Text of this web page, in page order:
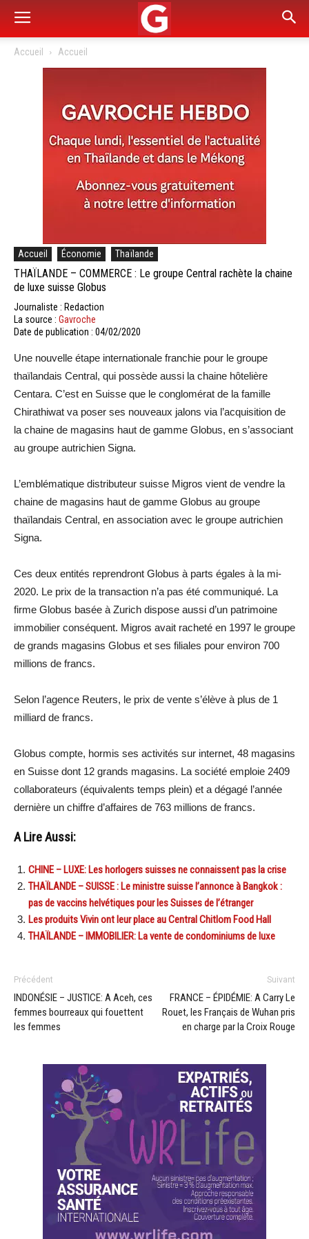
Accueil Accueil
Accueil Économie Thaïlande
THAÏLANDE – COMMERCE : Le groupe Central rachète la chaine
de luxe suisse Globus
Journaliste : Redaction
La source : Gavroche
Date de publication : 04/02/2020
Une nouvelle étape internationale franchie pour le groupe
thaïlandais Central, qui possède aussi la chaine hôtelière
Centara. C’est en Suisse que le conglomérat de la famille
Chirathiwat va poser ses nouveaux jalons via l’acquisition de
la chaine de magasins haut de gamme Globus, en s’associant
au groupe autrichien Signa.
L’emblématique distributeur suisse Migros vient de vendre la
chaine de magasins haut de gamme Globus au groupe
thaïlandais Central, en association avec le groupe autrichien
Signa.
Ces deux entités reprendront Globus à parts égales à la mi-
2020. Le prix de la transaction n’a pas été communiqué. La
firme Globus basée à Zurich dispose aussi d’un patrimoine
immobilier conséquent. Migros avait racheté en 1997 le groupe
de grands magasins Globus et ses filiales pour environ 700
millions de francs.
Selon l’agence Reuters, le prix de vente s’élève à plus de 1
milliard de francs.
Globus compte, hormis ses activités sur internet, 48 magasins
en Suisse dont 12 grands magasins. La société emploie 2409
collaborateurs (équivalents temps plein) et a dégagé l’année
dernière un chiffre d’affaires de 763 millions de francs.
A Lire Aussi:
CHINE – LUXE: Les horlogers suisses ne connaissent pas la crise
THAÏLANDE – SUISSE : Le ministre suisse l’annonce à Bangkok :
pas de vaccins helvétiques pour les Suisses de l’étranger
Les produits Vivin ont leur place au Central Chitlom Food Hall
THAÏLANDE – IMMOBILIER: La vente de condominiums de luxe
Précédent
INDONÉSIE – JUSTICE: A Aceh, ces
femmes bourreaux qui fouettent
les femmes
Suivant
FRANCE – ÉPIDÉMIE: A Carry Le
Rouet, les Français de Wuhan pris
en charge par la Croix Rouge